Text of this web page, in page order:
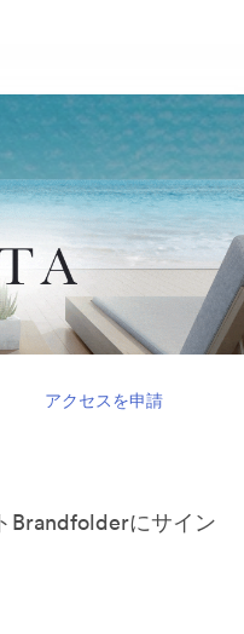
アクセスを申請
Brandfolderにサイン